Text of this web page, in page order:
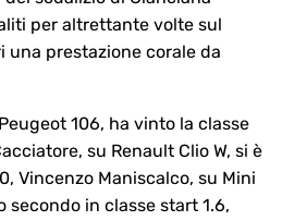
per altrettante volte sul
una prestazione corale da
106, ha vinto la classe
su Renault Clio W, si è
Vincenzo Maniscalco, su Mini
secondo in classe start 1.6,